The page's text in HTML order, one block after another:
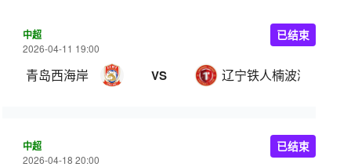
中超
2026-04-11 19:00
青岛西海岸 VS 辽宁铁人楠波湾
已结束
中超
2026-04-18 20:00
已结束